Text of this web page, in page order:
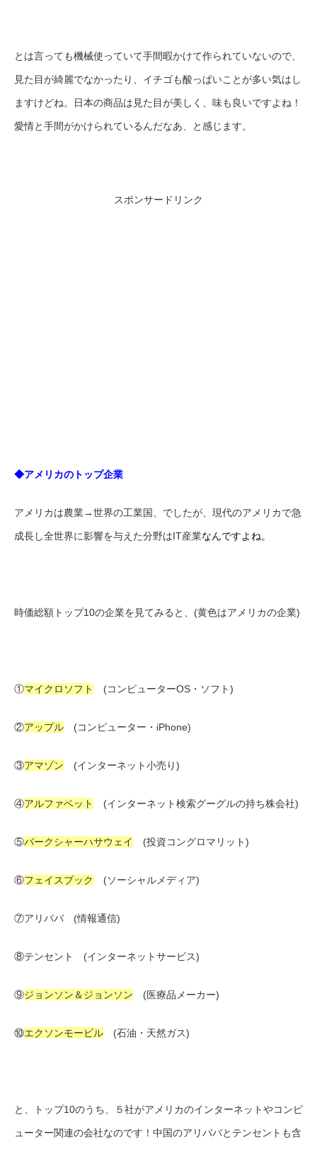
とは言っても機械使っていて手間暇かけて作られていないので、
見た目が綺麗でなかったり、イチゴも酸っぱいことが多い気はし
ますけどね。日本の商品は見た目が美しく、味も良いですよね！
愛情と手間がかけられているんだなあ、と感じます。
スポンサードリンク
◆アメリカのトップ企業
アメリカは農業→世界の工業国、でしたが、現代のアメリカで急
成長し全世界に影響を与えた分野はIT産業なんですよね。
時価総額トップ10の企業を見てみると、(黄色はアメリカの企業)
①マイクロソフト (コンピューターOS・ソフト)
②アップル (コンピューター・iPhone)
③アマゾン (インターネット小売り)
④アルファベット (インターネット検索グーグルの持ち株会社)
⑤バークシャーハサウェイ (投資コングロマリット)
⑥フェイスブック (ソーシャルメディア)
⑦アリババ (情報通信)
⑧テンセント (インターネットサービス)
⑨ジョンソン＆ジョンソン (医療品メーカー)
⑩エクソンモービル (石油・天然ガス)
と、トップ10のうち、５社がアメリカのインターネットやコンピ
ューター関連の会社なのです！中国のアリババとテンセントも含